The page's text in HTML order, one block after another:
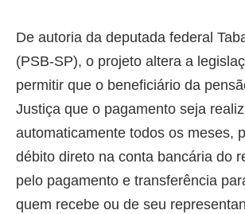
De autoria da deputada federal
(PSB-SP), o projeto altera a
permitir que o beneficiário da
Justiça que o pagamento seja
automaticamente todos os meses,
débito direto na conta bancária do
pelo pagamento e transferência
quem recebe ou de seu